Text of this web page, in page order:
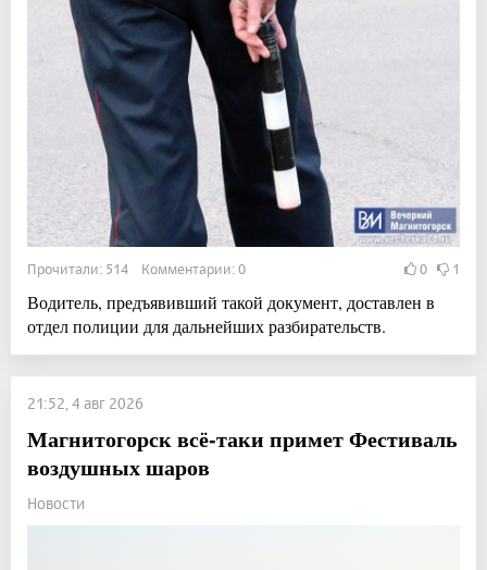
Прочитали: 514 Комментарии: 0 0 1
Водитель, предъявивший такой документ, доставлен в
отдел полиции для дальнейших разбирательств.
21:52, 4 авг 2026
Магнитогорск всё-таки примет Фестиваль
воздушных шаров
Новости